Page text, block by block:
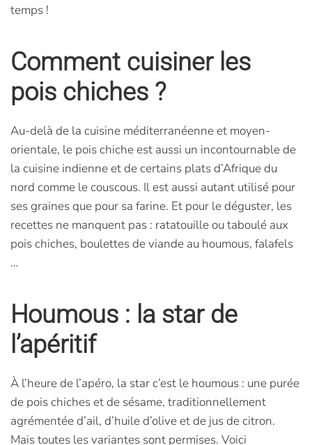
temps !
Comment cuisiner les
pois chiches ?
Au-delà de la cuisine méditerranéenne et moyen-
orientale, le pois chiche est aussi un incontournable de
la cuisine indienne et de certains plats d’Afrique du
nord comme le couscous. Il est aussi autant utilisé pour
ses graines que pour sa farine. Et pour le déguster, les
recettes ne manquent pas : ratatouille ou taboulé aux
pois chiches, boulettes de viande au houmous, falafels
…
Houmous : la star de
l’apéritif
À l’heure de l’apéro, la star c’est le houmous : une purée
de pois chiches et de sésame, traditionnellement
agrémentée d’ail, d’huile d’olive et de jus de citron.
Mais toutes les variantes sont permises. Voici